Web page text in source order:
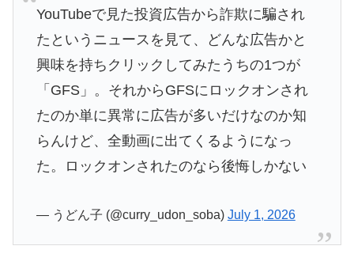
YouTubeで見た投資広告から詐欺に騙され
たというニュースを見て、どんな広告かと
興味を持ちクリックしてみたうちの1つが
「GFS」。それからGFSにロックオンされ
たのか単に異常に広告が多いだけなのか知
らんけど、全動画に出てくるようになっ
た。ロックオンされたのなら後悔しかない
— うどん子 (@curry_udon_soba) July 1, 2026